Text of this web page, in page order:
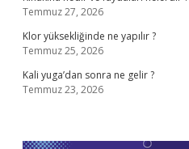
Temmuz 27, 2026
Klor yüksekliğinde ne yapılır ?
Temmuz 25, 2026
Kali yuga’dan sonra ne gelir ?
Temmuz 23, 2026